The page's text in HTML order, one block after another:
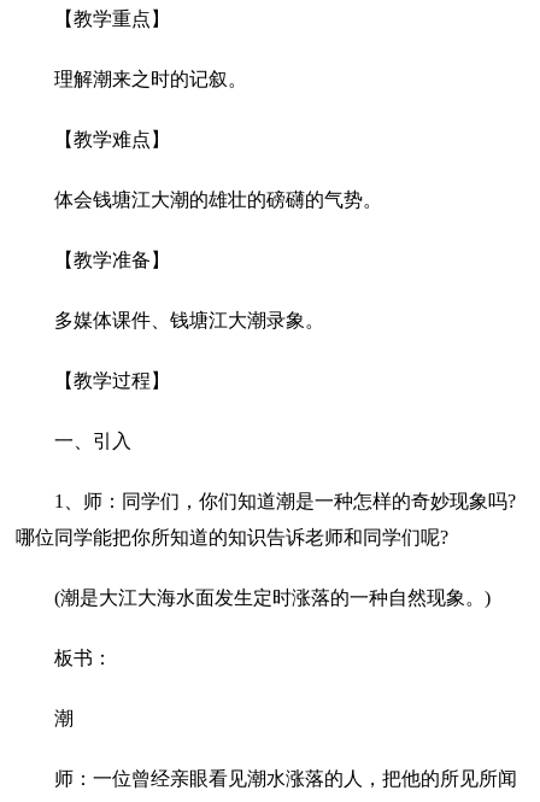
【教学重点】
理解潮来之时的记叙。
【教学难点】
体会钱塘江大潮的雄壮的磅礴的气势。
【教学准备】
多媒体课件、钱塘江大潮录象。
【教学过程】
一、引入
1、师：同学们，你们知道潮是一种怎样的奇妙现象吗?
哪位同学能把你所知道的知识告诉老师和同学们呢?
(潮是大江大海水面发生定时涨落的一种自然现象。)
板书：
潮
师：一位曾经亲眼看见潮水涨落的人，把他的所见所闻